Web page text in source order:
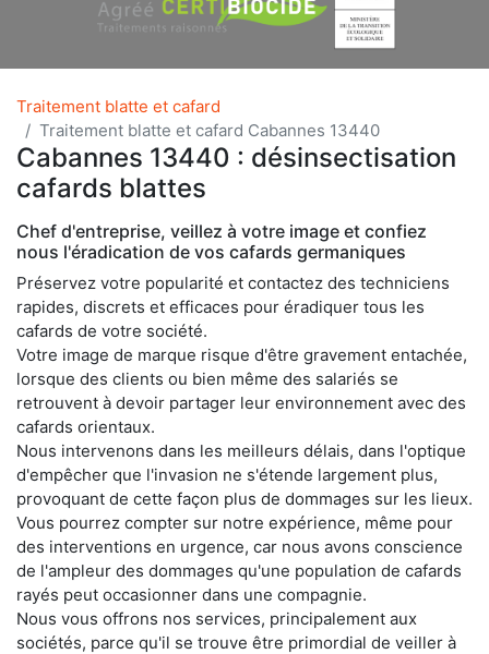
Traitement blatte et cafard
Traitement blatte et cafard Cabannes 13440
Cabannes 13440 : désinsectisation
cafards blattes
Chef d'entreprise, veillez à votre image et confiez
nous l'éradication de vos cafards germaniques
Préservez votre popularité et contactez des techniciens
rapides, discrets et efficaces pour éradiquer tous les
cafards de votre société.
Votre image de marque risque d'être gravement entachée,
lorsque des clients ou bien même des salariés se
retrouvent à devoir partager leur environnement avec des
cafards orientaux.
Nous intervenons dans les meilleurs délais, dans l'optique
d'empêcher que l'invasion ne s'étende largement plus,
provoquant de cette façon plus de dommages sur les lieux.
Vous pourrez compter sur notre expérience, même pour
des interventions en urgence, car nous avons conscience
de l'ampleur des dommages qu'une population de cafards
rayés peut occasionner dans une compagnie.
Nous vous offrons nos services, principalement aux
sociétés, parce qu'il se trouve être primordial de veiller à